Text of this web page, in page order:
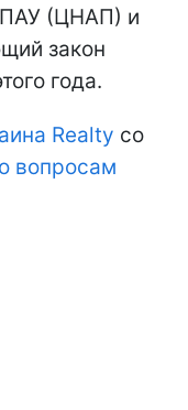
(ЦНАП) и
закон
года.
Realty со
вопросам